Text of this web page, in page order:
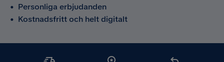
• Personliga erbjudanden
• Kostnadsfritt och helt digitalt